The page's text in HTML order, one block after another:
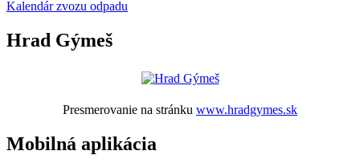
Kalendár zvozu odpadu
Hrad Gýmeš
Presmerovanie na stránku www.hradgymes.sk
Mobilná aplikácia